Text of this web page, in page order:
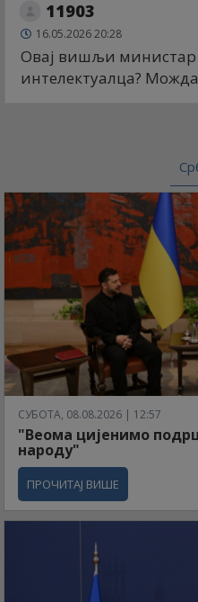
11903
16.05.2026 20:28
Овај вишљи
интелектуалца?
СУБОТА, 08.08.2026 | 12:57
"Веома цијенимо
народу"
ПРОЧИТАЈ ВИШЕ